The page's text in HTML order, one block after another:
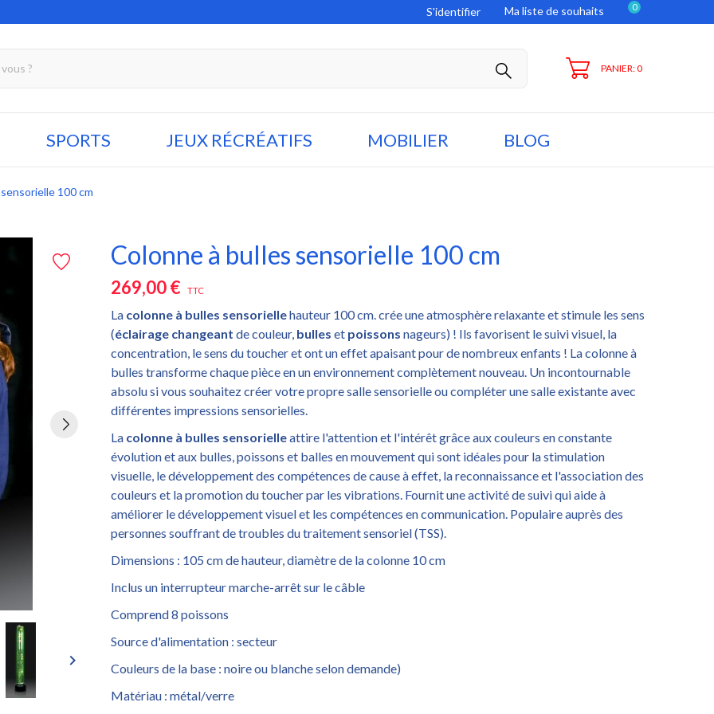
S'identifier Ma liste de souhaits 0
PANIER: 0
SPORTS JEUX RÉCRÉATIFS MOBILIER BLOG
100 cm
keyboard_arrow_right
Colonne à bulles sensorielle 100 cm
269,00 € TTC
La colonne à bulles sensoriellehauteur 100 cm. crée une atmosphère relaxante et stimule les sens
(éclairage changeant de couleur, bulles et poissons nageurs) ! Ils favorisent le suivi visuel, la
concentration, le sens du toucher et ont un effet apaisant pour de nombreux enfants ! La colonne à
bulles transforme chaque pièce en un environnement complètement nouveau. Un incontournable
absolu si vous souhaitez créer votre propre salle sensorielle ou compléter une salle existante avec
différentes impressions sensorielles.
La colonne à bulles sensorielleattire l'attention et l'intérêt grâce aux couleurs en constante
évolution et aux bulles, poissons et balles en mouvement qui sont idéales pour la stimulation
visuelle, le développement des compétences de cause à effet, la reconnaissance et l'association des
couleurs et la promotion du toucher par les vibrations. Fournit une activité de suivi qui aide à
améliorer le développement visuel et les compétences en communication. Populaire auprès des
personnes souffrant de troubles du traitement sensoriel (TSS).
Dimensions : 105 cm de hauteur, diamètre de la colonne 10 cm
Inclus un interrupteur marche-arrêt sur le câble
Comprend 8 poissons
Source d'alimentation : secteur
Couleurs de la base : noire ou blanche selon demande)
Matériau : métal/verre